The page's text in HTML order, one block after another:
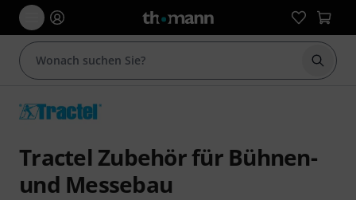
Suche
Tractel Zubehör für Bühnen-
und Messebau